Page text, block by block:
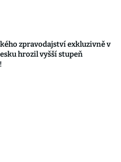
zpravodajství exkluzivně v
hrozil vyšší stupeň